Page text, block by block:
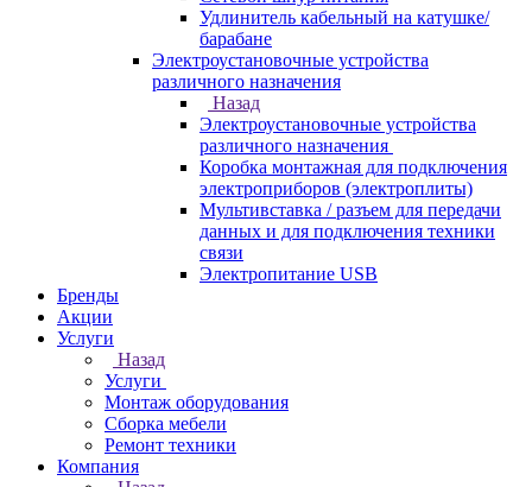
Удлинитель кабельный на катушке/
барабане
Электроустановочные устройства
различного назначения
Назад
Электроустановочные устройства
различного назначения
Коробка монтажная для подключения
электроприборов (электроплиты)
Мультивставка / разъем для передачи
данных и для подключения техники
связи
Электропитание USB
Бренды
Акции
Услуги
Назад
Услуги
Монтаж оборудования
Сборка мебели
Ремонт техники
Компания